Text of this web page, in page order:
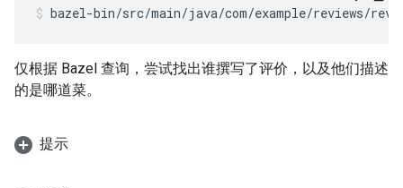
bazel-bin/src/main/java/com/example/reviews/
仅根据 Bazel 查询，尝试找出谁撰写了评价，以及他们描述
的是哪道菜。
提示